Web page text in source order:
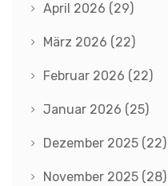
April 2026 (29)
März 2026 (22)
Februar 2026 (22)
Januar 2026 (25)
Dezember 2025 (22)
November 2025 (28)